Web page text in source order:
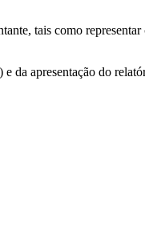
tais como
da apresentação do